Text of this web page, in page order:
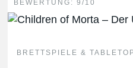
BEWERTUNG: 9/10
BRETTSPIELE &